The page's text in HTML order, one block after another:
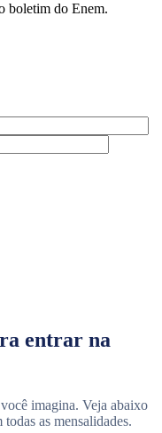
boletim do Enem.
entrar na
imagina. Veja abaixo
as mensalidades.